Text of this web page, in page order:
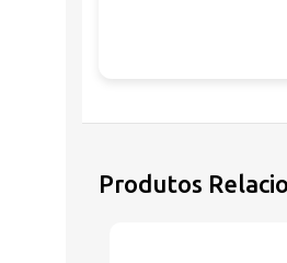
Produtos